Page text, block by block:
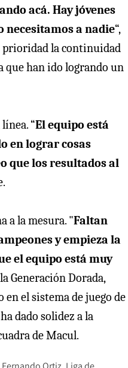
acá. Hay jóvenes
necesitamos a nadie“,
prioridad la continuidad
que han ido logrando un
“El equipo está
en lograr cosas
que los resultados al
a la mesura. "Faltan
y empieza la
el equipo está muy
Generación Dorada,
el sistema de juego de
dado solidez a la
de Macul.